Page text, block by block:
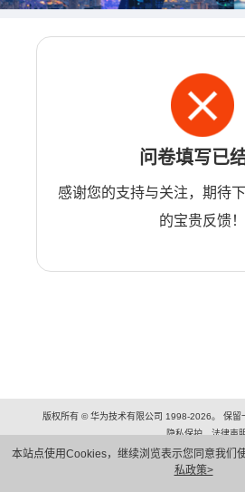
本站点使用Cookies，继续浏览表示您同意我们
私政策>
问卷填写已
感谢您的支持与关注，期待
的宝贵反馈！
版权所有 © 华为技术有限公司 1998-2026。 保
隐私保护
法律声